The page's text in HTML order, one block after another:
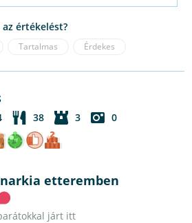
értékelést?
Tartalmas Érdekes
38 3 0
etteremben
járt itt